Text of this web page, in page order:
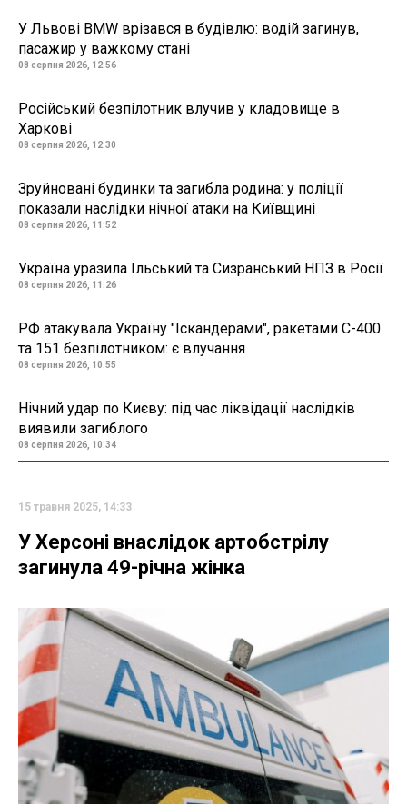
У Львові BMW врізався в будівлю: водій загинув,
пасажир у важкому стані
08 серпня 2026, 12:56
Російський безпілотник влучив у кладовище в
Харкові
08 серпня 2026, 12:30
Зруйновані будинки та загибла родина: у поліції
показали наслідки нічної атаки на Київщині
08 серпня 2026, 11:52
Україна уразила Ільський та Сизранський НПЗ в Росії
08 серпня 2026, 11:26
РФ атакувала Україну "Іскандерами", ракетами С-400
та 151 безпілотником: є влучання
08 серпня 2026, 10:55
Нічний удар по Києву: під час ліквідації наслідків
виявили загиблого
08 серпня 2026, 10:34
15 травня 2025, 14:33
У Херсоні внаслідок артобстрілу
загинула 49-річна жінка